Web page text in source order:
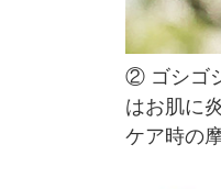
② ゴシゴ
はお肌に
ケア時の